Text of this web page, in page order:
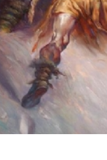
product view
da povečaš